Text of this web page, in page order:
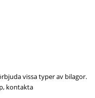
vissa typer av bilagor.
kontakta